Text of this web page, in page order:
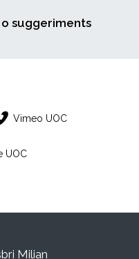
o suggeriments
Vimeo UOC
UOC
Milian